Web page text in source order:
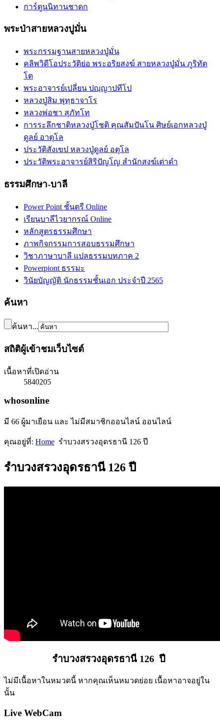
การ์ตูนนิทานชาดก
พระป่าสายหลวงปูมั่น
พระกรรมฐานสายหลวงปู่มั่น
คลิพวิดีโอประวัติย่อ พระอริยสงฆ์ สายหลวงปู่มั่น ภูริทัต
โต
พระอาจารย์เปลี่ยน ปญฺญาปทีโป
หลวงปู่สิม พุทฺธาจาโร
หลวงพ่อชา สุภัทโท
การระลึกชาติหลวงปู่โชติ คุณสัมปันโน ศิษย์เอกหลวงปู่
ดูลย์ อาตุโล
ประวัติสังเขป หลวงปู่ดูลย์ อตุโล
ประวัติ​พระ​อาจารย์​สิริ​ปัญโญ​ สำนัก​สงฆ์​เต่าดำ​
ธรรมศึกษา-บาลี
Power Point ชั้นตรี Online
เรียนบาลีไวยากรณ์ Online
หลักสูตรธรรมศึกษา
ภาพกิจกรรมการสอบธรรมศึกษา
วิชาภาษาบาลี แปลธรรมบทภาค 2
Powerpiont ธรรมะ
วินัยบัญญัติ นักธรรมชั้นเอก ประจำปี 2565
ค้นหา
ค้นหา...
สถิติผู้เข้าชมเว็บไซต์
เนื้อหาที่เปิดอ่าน
5840205
whosonline
มี 66 ผู้มาเยือน และ ไม่มีสมาชิกออนไลน์ ออนไลน์
คุณอยู่ที่: Home รำบวงสรวงอุดรธานี 126 ปี
รำบวงสรวงอุดรธานี 126 ปี
รำบวงสรวงอุดรธานี 126 ปี
ไม่มีเนื้อหาในหมวดนี้ หากคุณเห็นหมวดย่อย เนื้อหาอาจอยู่ใน
นั้น
Live WebCam